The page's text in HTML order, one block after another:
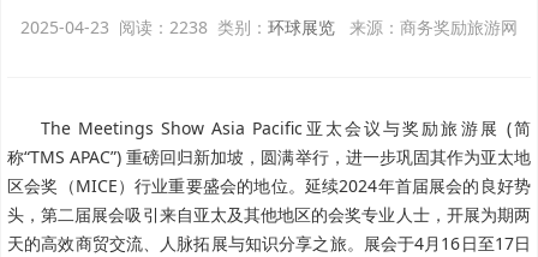
2025-04-23 阅读：2238 类别： 环球展览 来源：商务奖励旅游网
The Meetings Show Asia Pacific亚太会议与奖励旅游展 (简
称“TMS APAC”) 重磅回归新加坡，圆满举行，进一步巩固其作为亚太地
区会奖（MICE）行业重要盛会的地位。延续2024年首届展会的良好势
头，第二届展会吸引来自亚太及其他地区的会奖专业人士，开展为期两
天的高效商贸交流、人脉拓展与知识分享之旅。展会于4月16日至17日